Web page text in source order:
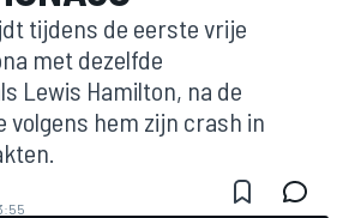
tijdens de eerste vrije
met dezelfde
Lewis Hamilton, na de
volgens hem zijn crash in